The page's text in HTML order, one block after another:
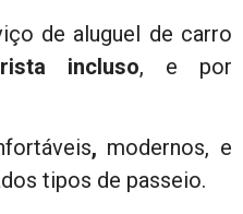
de aluguel de carro
incluso, e por
, modernos, e
tipos de passeio.